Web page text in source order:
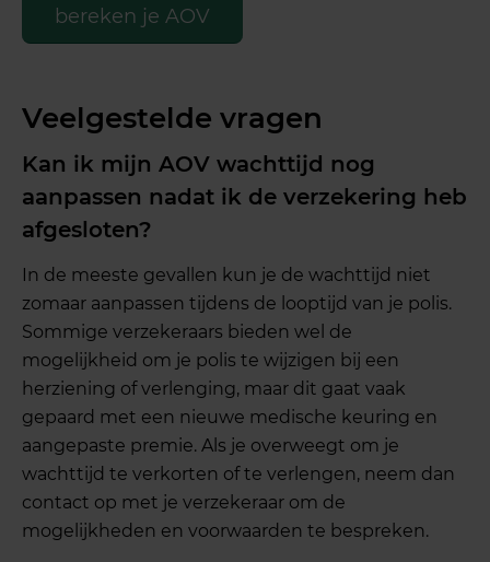
bereken je AOV
Veelgestelde vragen
Kan ik mijn AOV wachttijd nog
aanpassen nadat ik de verzekering heb
afgesloten?
In de meeste gevallen kun je de wachttijd niet
zomaar aanpassen tijdens de looptijd van je polis.
Sommige verzekeraars bieden wel de
mogelijkheid om je polis te wijzigen bij een
herziening of verlenging, maar dit gaat vaak
gepaard met een nieuwe medische keuring en
aangepaste premie. Als je overweegt om je
wachttijd te verkorten of te verlengen, neem dan
contact op met je verzekeraar om de
mogelijkheden en voorwaarden te bespreken.